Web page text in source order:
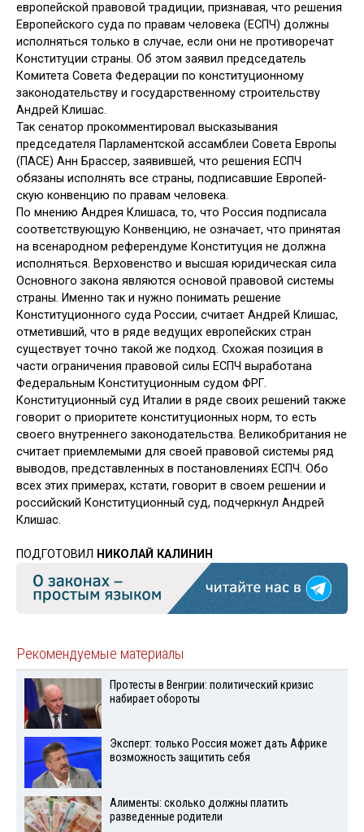
европейской правовой традиции, признавая, что решения
Европейского суда по правам человека (ЕСПЧ) должны
исполняться только в случае, если они не противоречат
Конституции страны. Об этом заявил председатель
Комитета Совета Федерации по конституционному
законодательству и государственному строительству
Андрей Клишас.
Так сенатор прокомментировал высказывания
председателя Парла­ментской ассамблеи Совета Европы
(ПАСЕ) Анн Брассер, заявившей, что решения ЕСПЧ
обязаны исполнять все страны, подписавшие Европей­
скую конвенцию по правам человека.
По мнению Андрея Клишаса, то, что Россия подписала
соответству­ющую Конвенцию, не означает, что принятая
на всенародном референ­думе Конституция не должна
исполняться. Верховенство и высшая юри­дическая сила
Основного закона являются основой правовой системы
страны. Именно так и нужно понимать решение
Конституционного суда России, считает Андрей Клишас,
отметивший, что в ряде ведущих ев­ропейских стран
существует точно такой же подход. Схожая позиция в
части ограничения правовой силы ЕСПЧ выработана
Федеральным Кон­ституционным судом ФРГ.
Конституционный суд Италии в ряде своих решений также
говорит о приоритете конституционных норм, то есть
своего внутреннего законодательства. Великобритания не
считает при­емлемыми для своей правовой системы ряд
выводов, представленных в постановлениях ЕСПЧ. Обо
всех этих примерах, кстати, говорит в сво­ем решении и
российский Конституционный суд, подчеркнул Андрей
Клишас.
ПОДГОТОВИЛ НИКОЛАЙ КАЛИНИН
Рекомендуемые материалы
Протесты в Венгрии: политический кризис
набирает обороты
Эксперт: только Россия может дать Африке
возможность защитить себя
Алименты: сколько должны платить
разведенные родители